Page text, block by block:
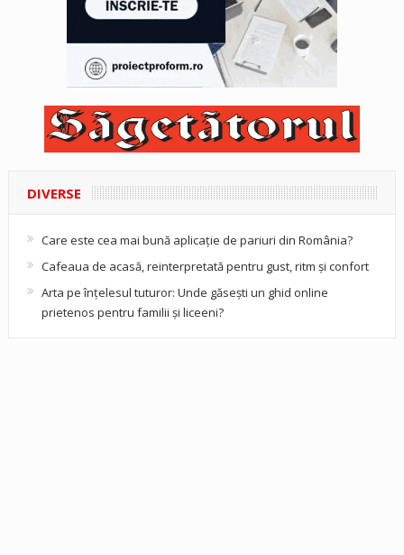
DIVERSE
Care este cea mai bună aplicație de pariuri din România?
Cafeaua de acasă, reinterpretată pentru gust, ritm și confort
Arta pe înțelesul tuturor: Unde găsești un ghid online
prietenos pentru familii și liceeni?